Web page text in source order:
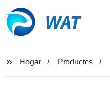
WAT
Hogar Productos